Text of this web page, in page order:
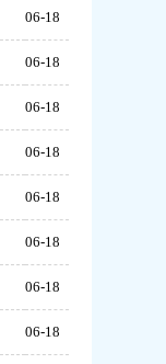
06-18
06-18
06-18
06-18
06-18
06-18
06-18
06-18